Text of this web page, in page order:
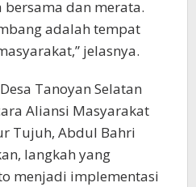
dan merata.
adalah tempat
jelasnya.
Tanoyan Selatan
Aliansi Masyarakat
Tujuh, Abdul Bahri
langkah yang
menjadi implementasi